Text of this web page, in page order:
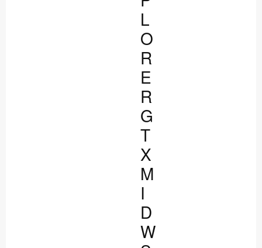
L
O
R
E
R
G
T
X
M
I
D
W